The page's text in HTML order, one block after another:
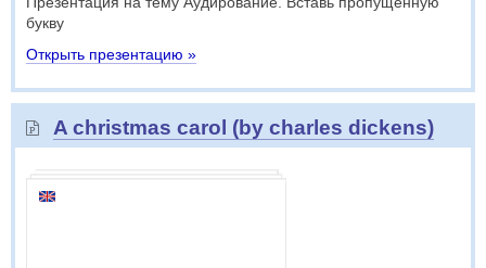
букву
Открыть презентацию »
A christmas carol (by charles dickens)